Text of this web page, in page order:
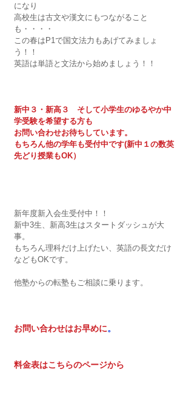
になり
高校生は古文や漢文にもつながること
も・・・・
この春はP1で国文法力もあげてみましょ
う！！
英語は単語と文法から始めましょう！！
新中３・新高３　そして小学生のゆるやか中
学受験を希望する方も
お問い合わせお待ちしています。
もちろん他の学年も受付中です(新中１の数英
先どり授業もOK）
新年度新入会生受付中！！
新中3生、新高3生はスタートダッシュが大
事。
もちろん理科だけ上げたい、英語の長文だけ
などもOKです。
他塾からの転塾もご相談に乗ります。
お問い合わせはお早めに。
料金表はこちらのページから